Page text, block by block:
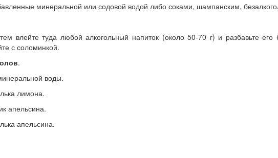
минеральной или содовой водой либо соками, шампанским,
влейте туда любой алкогольный напиток (около 50-70 г) и разбавьте
с соломинкой.
.
воды.
лимона.
апельсина.
апельсина.